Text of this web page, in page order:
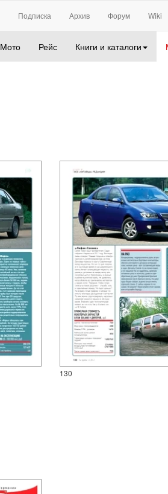
Подписка Архив Форум Wiki
Мото Рейс Книги и каталоги
130